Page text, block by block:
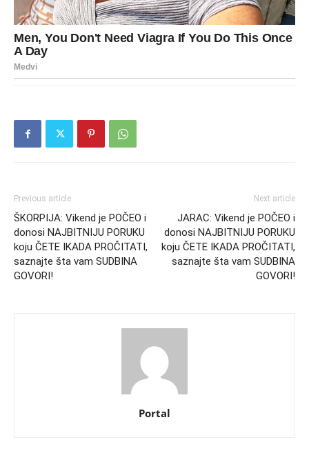
Previous article
ŠKORPIJA: Vikend je POČEO i
donosi NAJBITNIJU PORUKU
koju ČETE IKADA PROČITATI,
saznajte šta vam SUDBINA
GOVORI!
Next article
JARAC: Vikend je POČEO i
donosi NAJBITNIJU PORUKU
koju ČETE IKADA PROČITATI,
saznajte šta vam SUDBINA
GOVORI!
Portal